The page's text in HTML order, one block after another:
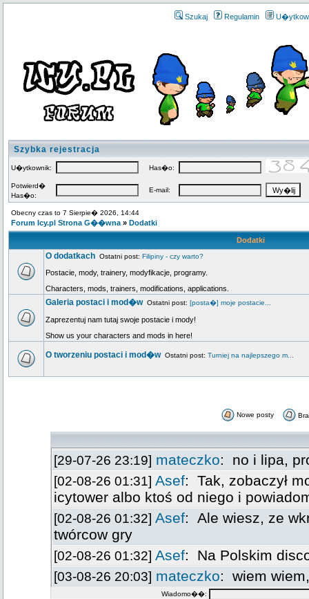
Szukaj Regulamin
Szybka rejestracja
U�ytkownik: Has�o:
Potwierd�
Has�o:
E-mail:
Obecny czas to 7 Sierpie� 2026, 14:44
Forum Icy.pl Strona G��wna » Dodatki
Dodatki
O dodatkach Ostatni post: Filipiny - czy warto?
Postacie, mody, trainery, modyfikacje, programy.
Characters, mods, trainers, modifications, applications.
Galeria postaci i mod�wOstatni post: [posta�] moje postacie...
Zaprezentuj nam tutaj swoje postacie i mody!
Show us your characters and mods in here!
O tworzeniu postaci i mod�wOstatni post: Turniej na najlepszego m...
Nowe posty
Wiadomo��: